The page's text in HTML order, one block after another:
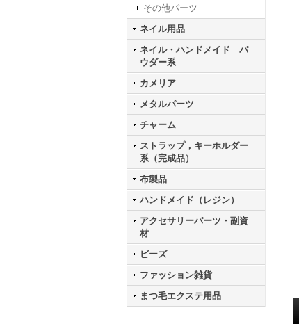
その他パーツ
ネイル用品
ネイル・ハンドメイド パ
ウダー系
カメリア
メタルパーツ
チャーム
ストラップ，キーホルダー
系（完成品）
布製品
ハンドメイド（レジン）
アクセサリーパーツ・副資
材
ビーズ
ファッション雑貨
まつ毛エクステ用品